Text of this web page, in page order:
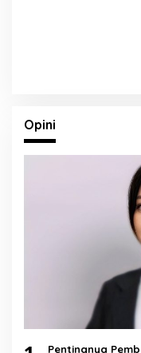
Opini
Pentingnya